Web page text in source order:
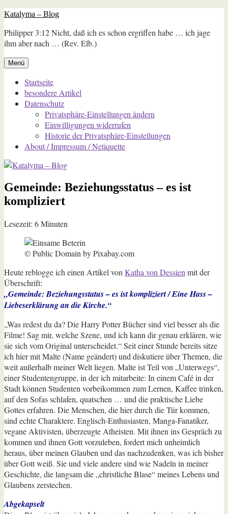
Zum
springen
Katalyma – Blog
Philipper 3:12 Nicht, daß ich es schon ergriffen habe … ich jage
ihm aber nach … (Rev. Elb.)
Menü
Startseite
besondere Artikel
Datenschutz
Privatsphäre-Einstellungen ändern
Einwilligungen widerrufen
Historie der Privatsphäre-Einstellungen
About / Impressum / Netiquette
Gemeinde: Beziehungsstatus – es ist
kompliziert
Lesezeit: 6Minuten
© Public Domain by Pixabay.com
Heute reblogge ich einen Artikel von Katha von Dessien mit der
Überschrift:
„Gemeinde: Beziehungsstatus – es ist kompliziert / Eine Hass –
Liebeserklärung an die Kirche.“
„Was redest du da? Die Harry Potter Bücher sind viel besser als die
Filme! Sag mir, welche Szene, und ich kann dir genau erklären, wie
sie sich vom Original unterscheidet.“ Seit einer Stunde bereits sitze
ich hier mit Malte (Name geändert) und diskutiere über Themen, die
weit außerhalb meiner Welt liegen. Malte ist Teil von „Unterwegs“,
einer Studentengruppe, in der ich mitarbeite: In einem Café in der
Stadt können Studenten vorbeikommen zum Lernen, Kaffee trinken,
auf den Sofas schlafen, quatschen … und die praktische Liebe
Gottes erfahren. Die Menschen, die hier durch die Tür kommen,
sind echte Charaktere. Englisch-Enthusiasten, Manga-Fanatiker,
vegane Aktivisten, überzeugte Atheisten. Mit ihnen ins Gespräch zu
kommen und ihnen Gott vorzuleben, fordert mich unheimlich
heraus, über meinen Glauben und das nachzudenken, was ich bisher
über Gott weiß. Sie und viele andere sind wie Nadeln in meiner
Geschichte, die langsam die „christliche Blase“ meines Lebens und
Glaubens zerstechen.
Abgekapselt